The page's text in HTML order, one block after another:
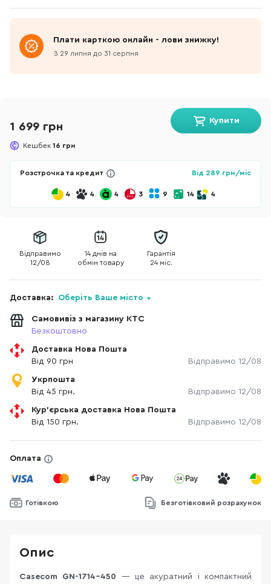
Плати карткою онлайн - лови знижку!
З 29 липня до 31 серпня
1 699 грн
Кешбек 16 грн
Купити
Розстрочка та кредит Від 289 грн/міс
4 4 4 3 9 14 4
Відправимо
12/08
14 днів на
обмін товару
Гарантія
24 міс.
Доставка: Оберіть Ваше місто
Самовивіз з магазину КТС
Безкоштовно
Доставка Нова Пошта
Від 90 грн
Відправимо 12/08
Укрпошта
Від 45 грн.
Відправимо 12/08
Кур'єрська доставка Нова Пошта
Від 150 грн.
Відправимо 12/08
Оплата
Готівкою Безготівковий розрахунок
Опис
Casecom GN-1714-450 — це акуратний і компактний